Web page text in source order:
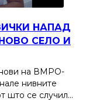
НАПАД
СЕЛО И
на ВМРО-
нивните
што се случил…